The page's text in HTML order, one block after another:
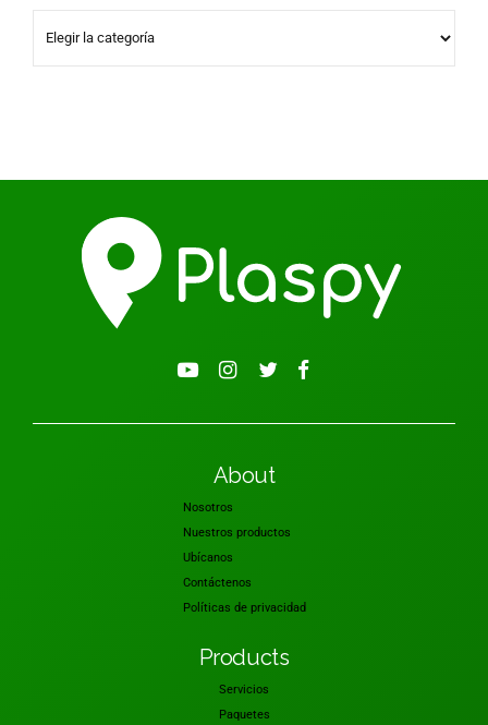
About
Nosotros
Nuestros productos
Ubícanos
Contáctenos
Políticas de privacidad
Products
Servicios
Paquetes